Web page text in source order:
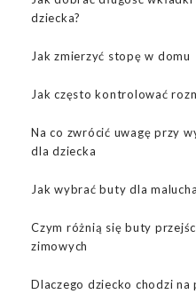
dziecka?
Jak zmierzyć stopę w domu
Jak często kontrolować
Na co zwrócić uwagę przy
dla dziecka
Jak wybrać buty dla
Czym różnią się buty
zimowych
Dlaczego dziecko chodzi